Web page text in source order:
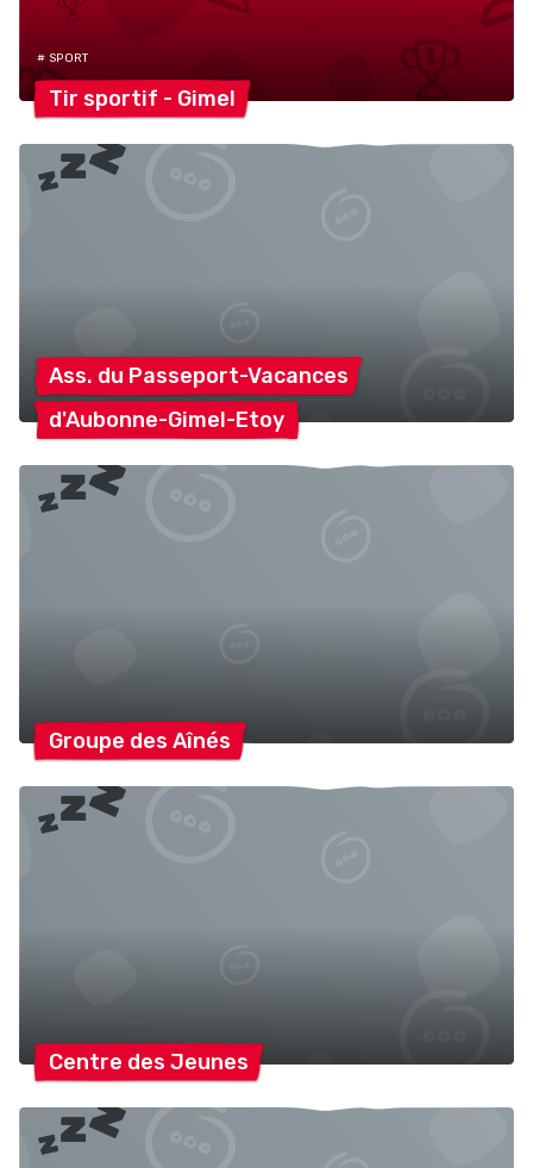
# SPORT
Tir sportif - Gimel
Ass. du Passeport-Vacances
d'Aubonne-Gimel-Etoy
Groupe des Aînés
Centre des Jeunes